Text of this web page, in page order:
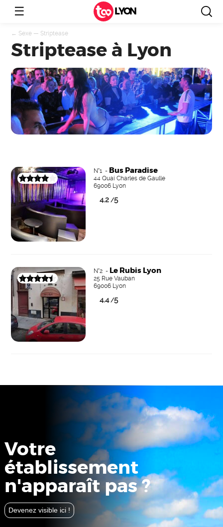
☰ LYON
← Sexe — Striptease
Striptease à Lyon
N°1 - Bus Paradise
44 Quai Charles de Gaulle
69006 Lyon
4.2 /5
N°2 - Le Rubis Lyon
25 Rue Vauban
69006 Lyon
4.4/5
Votre
établissement
n'apparaît pas ?
Devenez visible ici !